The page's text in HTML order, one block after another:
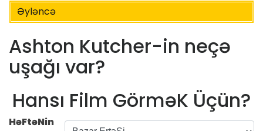
Əyləncə
Ashton Kutcher-in neçə
uşağı var?
Hansı Film GörməK Üçün?
HəFtəNin